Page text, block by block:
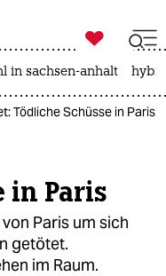

taz zahl ich
in sachsen-anhalt
Tödliche Schüsse in Paris
in Paris
Paris um sich
getötet.
im Raum.